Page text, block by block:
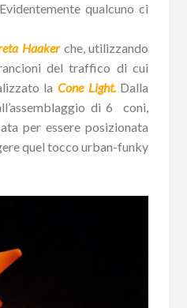
qualcuno ci
Haakerche, utilizzando
del traffico di cui
la Cone Light.Dalla
di 6 coni,
per essere posizionata
quel tocco urban-funky